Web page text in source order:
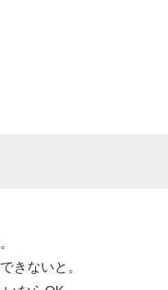
きないと。